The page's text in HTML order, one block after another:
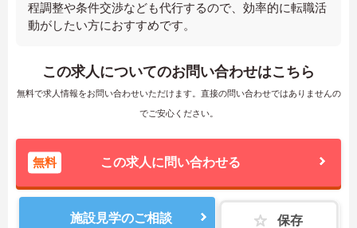
程調整や条件交渉なども代行するので、効率的に転職活
動がしたい方におすすめです。
この求人についてのお問い合わせはこちら
無料で求人情報をお問い合わせいただけます。直接の問い合わせではありませんの
でご安心ください。
無料 この求人に問い合わせる
施設見学のご相談 保存